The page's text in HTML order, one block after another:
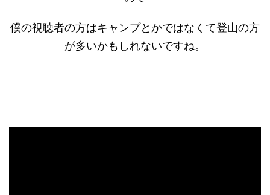
僕の視聴者の方はキャンプとかではなくて登山の方
が多いかもしれないですね。